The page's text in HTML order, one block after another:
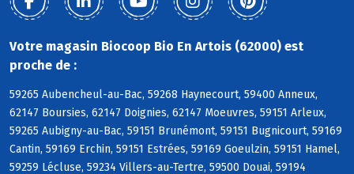
Votre magasin Biocoop Bio En Artois (62000) est
proche de :
59265 Aubencheul-au-Bac, 59268 Haynecourt, 59400 Anneux,
62147 Boursies, 62147 Doignies, 62147 Moeuvres, 59151 Arleux,
59265 Aubigny-au-Bac, 59151 Brunémont, 59151 Bugnicourt, 59169
Cantin, 59169 Erchin, 59151 Estrées, 59169 Goeulzin, 59151 Hamel,
59259 Lécluse, 59234 Villers-au-Tertre, 59500 Douai, 59194